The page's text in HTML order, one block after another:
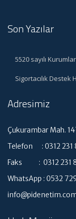
Son Yazılar
5520 sayılı
Sigortacılık Destek
Adresimiz
Çukurambar Mah.
Telefon : 0312 231
Faks : 0312 231
WhatsApp : 0532